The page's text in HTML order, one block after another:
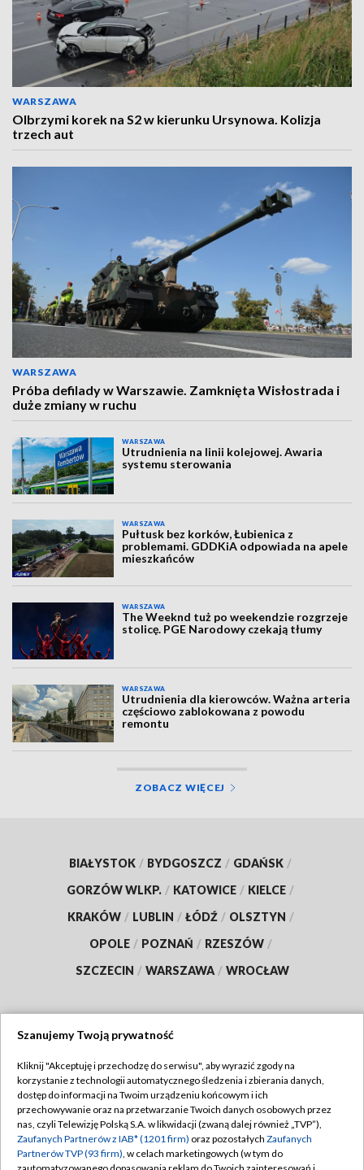
WARSZAWA
Olbrzymi korek na S2 w kierunku Ursynowa. Kolizja
trzech aut
WARSZAWA
Próba defilady w Warszawie. Zamknięta Wisłostrada i
duże zmiany w ruchu
WARSZAWA
Utrudnienia na linii kolejowej. Awaria
systemu sterowania
WARSZAWA
Pułtusk bez korków, Łubienica z
problemami. GDDKiA odpowiada na apele
mieszkańców
WARSZAWA
The Weeknd tuż po weekendzie rozgrzeje
stolicę. PGE Narodowy czekają tłumy
WARSZAWA
Utrudnienia dla kierowców. Ważna arteria
częściowo zablokowana z powodu
remontu
ZOBACZ WIĘCEJ
BIAŁYSTOK / BYDGOSZCZ / GDAŃSK /
GORZÓW WLKP. / KATOWICE / KIELCE /
KRAKÓW / LUBLIN / ŁÓDŹ / OLSZTYN /
OPOLE / POZNAŃ / RZESZÓW /
SZCZECIN / WARSZAWA / WROCŁAW
TVP
Abonament TVP
Emisja w TVP
Centrum informacji TVP
Regulamin TVP
Polityka prywatności
Moje zgody
Szanujemy Twoją prywatność
Kliknij "Akceptuję i przechodzę do serwisu", aby wyrazić zgody na
korzystanie z technologii automatycznego śledzenia i zbierania danych,
dostęp do informacji na Twoim urządzeniu końcowym i ich
przechowywanie oraz na przetwarzanie Twoich danych osobowych przez
nas, czyli Telewizję Polską S.A. w likwidacji (zwaną dalej również „TVP”),
Zaufanych Partnerów z IAB* (1201 firm) oraz pozostałych Zaufanych
Partnerów TVP (93 firm), w celach marketingowych (w tym do